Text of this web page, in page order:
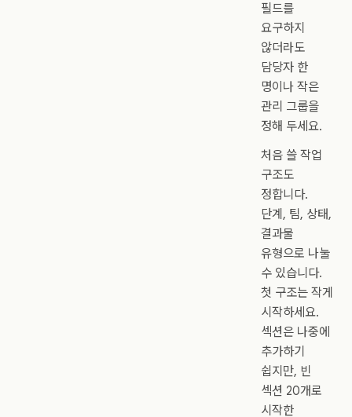
필드를
요구하지
않더라도
담당자 한
명이나 작은
관리 그룹을
정해 두세요.
처음 쓸 작업
구조도
정합니다.
단계, 팀, 상태,
결과물
유형으로 나눌
수 있습니다.
첫 구조는 작게
시작하세요.
섹션은 나중에
추가하기
쉽지만, 빈
섹션 20개로
시작한